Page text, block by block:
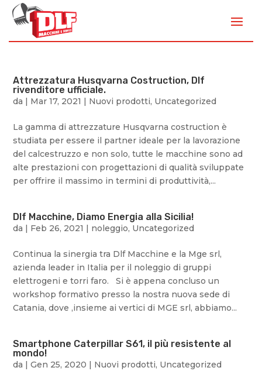
Attrezzatura Husqvarna Costruction, Dlf
rivenditore ufficiale.
da | Mar 17, 2021 | Nuovi prodotti, Uncategorized
La gamma di attrezzature Husqvarna costruction è
studiata per essere il partner ideale per la lavorazione
del calcestruzzo e non solo, tutte le macchine sono ad
alte prestazioni con progettazioni di qualità sviluppate
per offrire il massimo in termini di produttività,...
Dlf Macchine, Diamo Energia alla Sicilia!
da | Feb 26, 2021 | noleggio, Uncategorized
Continua la sinergia tra Dlf Macchine e la Mge srl,
azienda leader in Italia per il noleggio di gruppi
elettrogeni e torri faro. Si è appena concluso un
workshop formativo presso la nostra nuova sede di
Catania, dove ,insieme ai vertici di MGE srl, abbiamo...
Smartphone Caterpillar S61, il più resistente al
mondo!
da |Gen 25, 2020 | Nuovi prodotti, Uncategorized